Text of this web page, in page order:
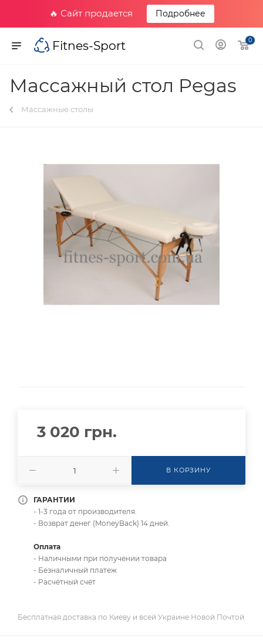
🔥 Сайт продается Подробнее
Fitnes-Sport 0
Массажный стол Pegas
Массажные столы
3 020 грн.
В КОРЗИНУ
ГАРАНТИИ
- 1-3 года от производителя.
- Возврат денег (MoneyBack) 14 дней.
Оплата
- Наличными при получении товара
- Безналичный платеж
- Расчётный счёт
Бесплатная доставка по Киеву и всей Украине Новой Почтой